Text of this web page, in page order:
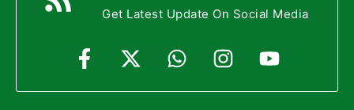
Get Latest Update On Social Media